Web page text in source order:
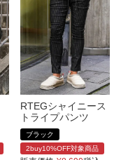
RTEGシャイニース
トライプパンツ
ブラック
2buy10%OFF対象商品